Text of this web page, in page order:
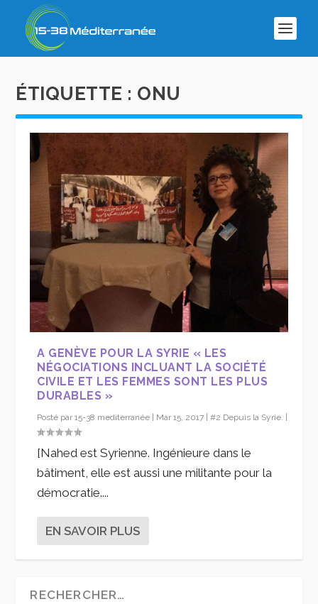
ÉTIQUETTE : ONU
A GENÈVE POUR LA SYRIE « LES
NÉGOCIATIONS INCLUANT LA SOCIÉTÉ
CIVILE ET LES FEMMES SONT LES PLUS
DURABLES »
Posté par15-38 mediterranée Mar 15, 2017 |#2 Depuis la Syrie.
[Nahed est Syrienne. Ingénieure dans le
bâtiment, elle est aussi une militante pour la
démocratie....
EN SAVOIR PLUS